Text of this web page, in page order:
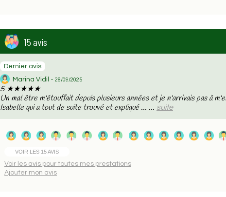
15 avis
Dernier avis
Marina Vidil - 28/09/2025
5 ★★★★★
Un mal être m'étouffait depuis plusieurs années et je n'arrivais pas à
Isabelle qui a tout de suite trouvé et expliqué ... ... suite
VOIR LES 15 AVIS
Voir les avis pour toutes mes prestations
Ajouter mon avis